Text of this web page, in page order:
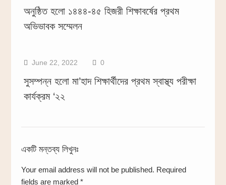
অনুষ্ঠিত হলো ১৪৪৪-৪৫ হিজরী শিক্ষাবর্ষের প্রথম
অভিভাবক সম্মেলন
June 22, 2022 0
সুসম্পন্ন হলো মা’হাদ শিক্ষার্থীদের প্রথম স্বাস্থ্য পরীক্ষা
কার্যক্রম ‘২২
একটি মন্তব্য লিখুনঃ
Your email address will not be published. Required
fields are marked *